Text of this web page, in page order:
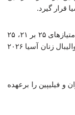
قرار گیرد.
شاگردان لی دو هی در سه ست متوالی و با امتیازهای ۲۵ بر ۲۱، ۲۵
بر ۱۲ و ۲۵ بر ۲۱ فاتح این میدان شدند تا جام والیبال زنان آسیا ۲۰۲۶
و فیلیپین را برعهده